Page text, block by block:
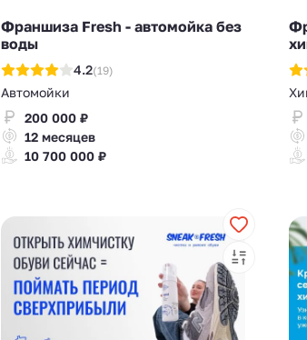
Франшиза Fresh - автомойка без
воды
4.2(19)
Автомойки
200 000 ₽
12 месяцев
10 700 000 ₽